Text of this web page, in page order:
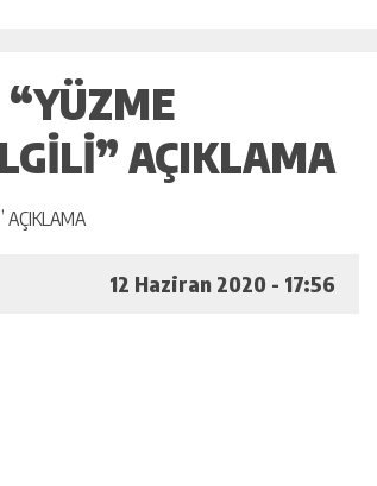
AÇIKLAMA
12 Haziran 2020 - 17:56